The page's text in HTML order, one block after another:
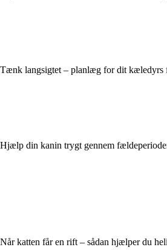
Tænk langsigtet – planlæg for dit kæledyrs
Hjælp din kanin trygt gennem
Når katten får en rift – sådan hjælper du